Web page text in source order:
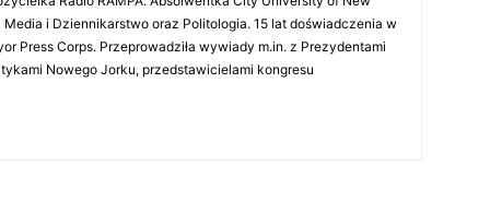
Media i Dziennikarstwo oraz Politologia. 15 lat doświadczenia w
Press Corps. Przeprowadziła wywiady m.in. z Prezydentami
Nowego Jorku, przedstawicielami kongresu